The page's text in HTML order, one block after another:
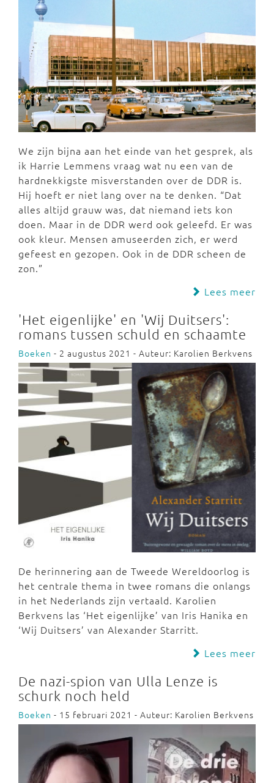
We zijn bijna aan het einde van het gesprek, als
ik Harrie Lemmens vraag wat nu een van de
hardnekkigste misverstanden over de DDR is.
Hij hoeft er niet lang over na te denken. “Dat
alles altijd grauw was, dat niemand iets kon
doen. Maar in de DDR werd ook geleefd. Er was
ook kleur. Mensen amuseerden zich, er werd
gefeest en gezopen. Ook in de DDR scheen de
zon.”
Lees meer
'Het eigenlijke' en 'Wij Duitsers':
romans tussen schuld en schaamte
Boeken - 2 augustus 2021 - Auteur: Karolien Berkvens
De herinnering aan de Tweede Wereldoorlog is
het centrale thema in twee romans die onlangs
in het Nederlands zijn vertaald. Karolien
Berkvens las ‘Het eigenlijke’ van Iris Hanika en
‘Wij Duitsers’ van Alexander Starritt.
Lees meer
De nazi-spion van Ulla Lenze is
schurk noch held
Boeken - 15 februari 2021 - Auteur: Karolien Berkvens